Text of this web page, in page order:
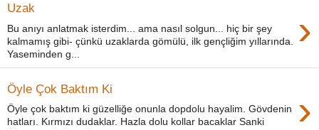
Uzak ›
Bu anıyı anlatmak isterdim... ama nasıl solgun... hiç bir şey
kalmamış gibi- çünkü uzaklarda gömülü, ilk gençliğim yıllarında.
Yaseminden g...
Öyle Çok Baktım Ki ›
Öyle çok baktım ki güzelliğe onunla dopdolu hayalim. Gövdenin
hatları. Kırmızı dudaklar. Hazla dolu kollar bacaklar Sanki